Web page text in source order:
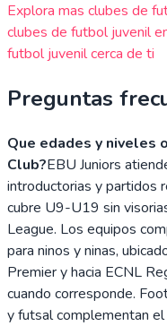
Explora mas clubes de
clubes de futbol juvenil
futbol juvenil cerca de ti
Preguntas
Que edades y niveles
Club?EBU Juniors
introductorias y partidos
cubre U9-U19 sin
League. Los equipos
para ninos y ninas,
Premier y hacia ECNL
cuando corresponde.
y futsal complementan